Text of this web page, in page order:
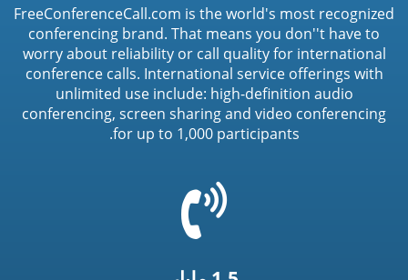
FreeConferenceCall.com is the world's most recognized
conferencing brand. That means you don''t have to
worry about reliability or call quality for international
conference calls. International service offerings with
unlimited use include: high-definition audio
conferencing, screen sharing and video conferencing
for up to 1,000 participants.